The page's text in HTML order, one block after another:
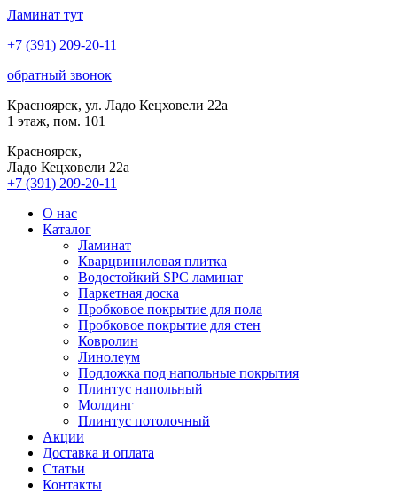
Ламинат тут
+7 (391) 209-20-11
обратный звонок
Красноярск, ул. Ладо Кецховели 22а
1 этаж, пом. 101
Красноярск,
Ладо Кецховели 22a
+7 (391) 209-20-11
О нас
Каталог
Ламинат
Кварцвиниловая плитка
Водостойкий SPC ламинат
Паркетная доска
Пробковое покрытие для пола
Пробковое покрытие для стен
Ковролин
Линолеум
Подложка под напольные покрытия
Плинтус напольный
Молдинг
Плинтус потолочный
Акции
Доставка и оплата
Cтатьи
Контакты